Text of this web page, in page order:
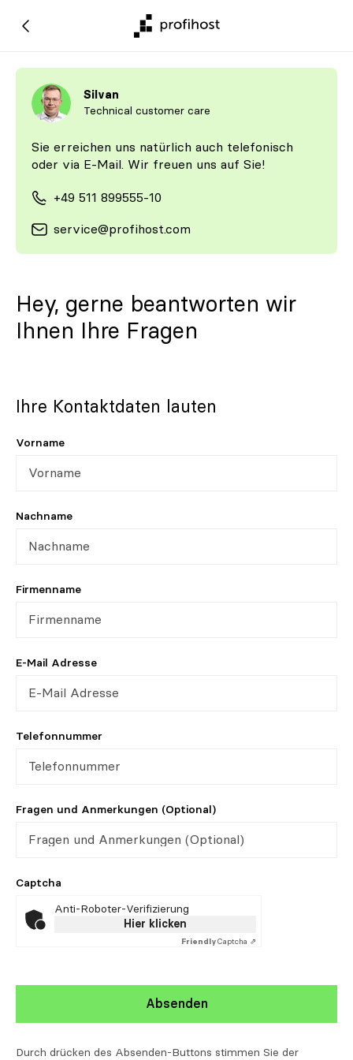
Silvan
Technical customer care
Sie erreichen uns natürlich auch telefonisch
oder via E-Mail. Wir freuen uns auf Sie!
+49 511 899555-10
service@profihost.com
Hey, gerne beantworten wir
Ihnen Ihre Fragen
Ihre Kontaktdaten lauten
Vorname
Nachname
Firmenname
E-Mail Adresse
Telefonnummer
Fragen und Anmerkungen (Optional)
Captcha
Anti-Roboter-Verifizierung
Hier klicken
Friendly Captcha ⇗
Absenden
Durch drücken des Absenden-Buttons stimmen Sie der